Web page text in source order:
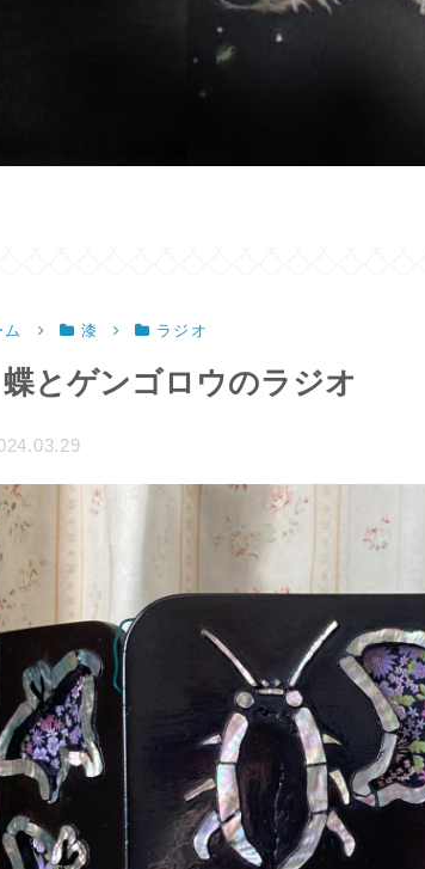
ム 漆 ラジオ
とゲンゴロウのラジオ